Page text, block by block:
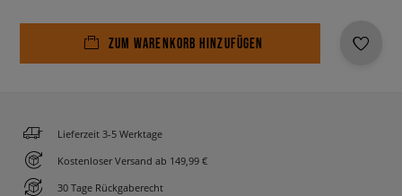
ZUM WARENKORB HINZUFÜGEN
Lieferzeit 3-5 Werktage
Kostenloser Versand ab 149,99 €
30 Tage Rückgaberecht